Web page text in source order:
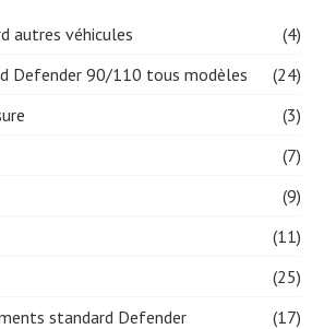
autres véhicules
(4)
Defender 90/110 tous modèles
(24)
(3)
(7)
(9)
(11)
(25)
standard Defender
(17)